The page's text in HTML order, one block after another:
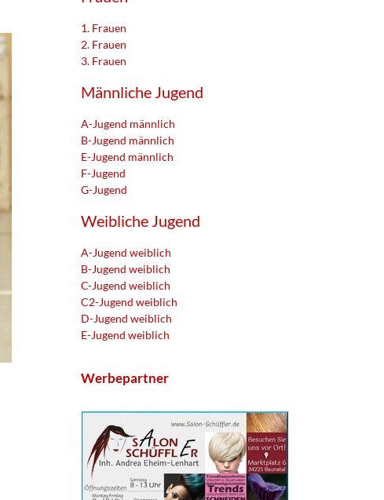
1. Frauen
2. Frauen
3. Frauen
Männliche Jugend
A-Jugend männlich
B-Jugend männlich
E-Jugend männlich
F-Jugend
G-Jugend
Weibliche Jugend
A-Jugend weiblich
B-Jugend weiblich
C-Jugend weiblich
C2-Jugend weiblich
D-Jugend weiblich
E-Jugend weiblich
Werbepartner